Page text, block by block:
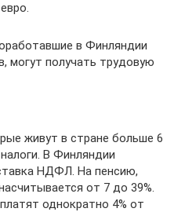
в Финляндии
могут получать трудовую
живут в стране больше 6
В Финляндии
НДФЛ. На пенсию,
от 7 до 39%.
однократно 4% от